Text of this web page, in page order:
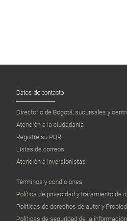
Datos de contacto
Directorio de Bogotá, sucursales y
Atención a la ciudadanía
Registre su PQR
Listas de correos
Atención a inversionistas
Términos y condiciones
Política de privacidad y tratamiento de
Políticas de derechos de autor y
Políticas de seguridad de la información